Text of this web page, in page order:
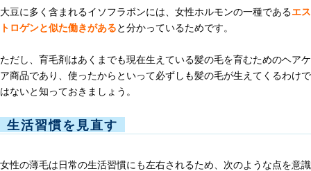
大豆に多く含まれるイソフラボンには、女性ホルモンの一種であるエス
トロゲンと似た働きがある と分かっているためです。
ただし、育毛剤はあくまでも現在生えている髪の毛を育むためのヘアケ
ア商品であり、使ったからといって必ずしも髪の毛が生えてくるわけで
はないと知っておきましょう。
生活習慣を見直す
女性の薄毛は日常の生活習慣にも左右されるため、次のような点を意識